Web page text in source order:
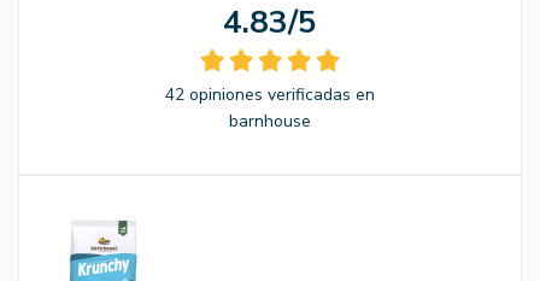
4.83/5
42 opiniones verificadas en
barnhouse